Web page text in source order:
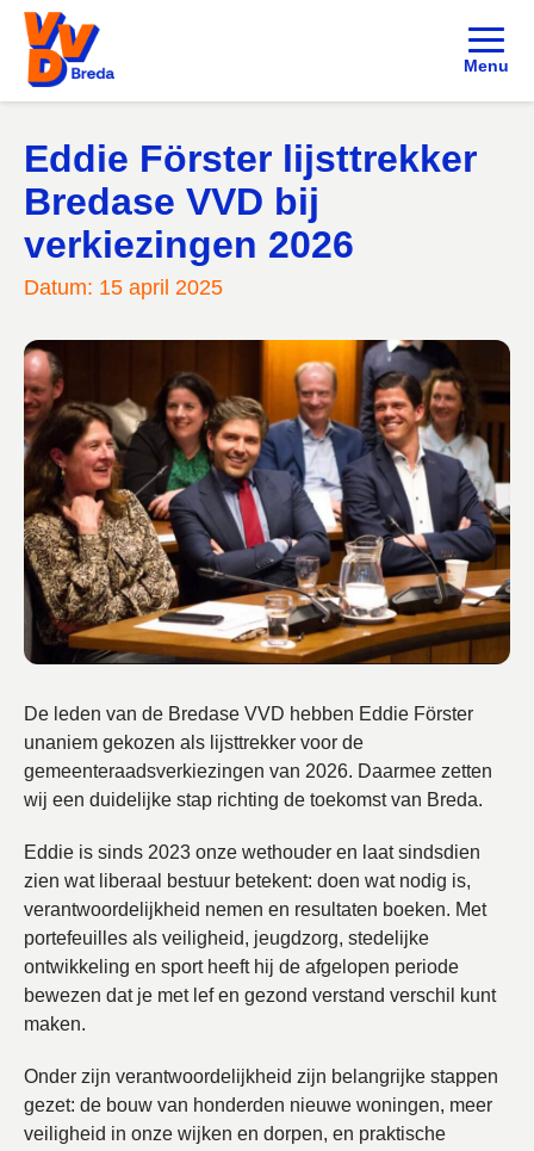
Menu
Eddie Förster lijsttrekker
Bredase VVD bij
verkiezingen 2026
Datum: 15 april 2025
De leden van de Bredase VVD hebben Eddie Förster
unaniem gekozen als lijsttrekker voor de
gemeenteraadsverkiezingen van 2026. Daarmee zetten
wij een duidelijke stap richting de toekomst van Breda.
Eddie is sinds 2023 onze wethouder en laat sindsdien
zien wat liberaal bestuur betekent: doen wat nodig is,
verantwoordelijkheid nemen en resultaten boeken. Met
portefeuilles als veiligheid, jeugdzorg, stedelijke
ontwikkeling en sport heeft hij de afgelopen periode
bewezen dat je met lef en gezond verstand verschil kunt
maken.
Onder zijn verantwoordelijkheid zijn belangrijke stappen
gezet: de bouw van honderden nieuwe woningen, meer
veiligheid in onze wijken en dorpen, en praktische